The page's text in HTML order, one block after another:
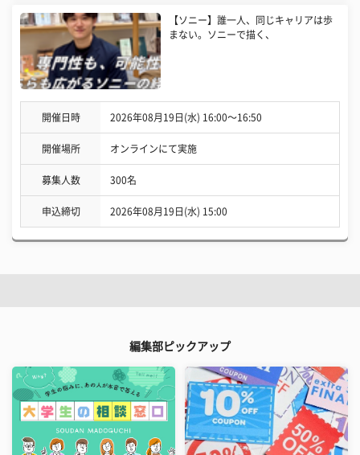
【ソニー】誰一人、同じキャリアは歩
まない。ソニーで描く、
開催日時 2026年08月19日(水) 16:00〜16:50
開催場所 オンラインにて実施
募集人数 300名
申込締切 2026年08月19日(水) 15:00
編集部ピックアップ